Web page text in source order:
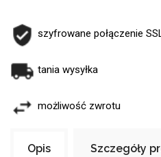
szyfrowane połączenie
tania wysyłka
możliwość zwrotu
Opis Szczegóły